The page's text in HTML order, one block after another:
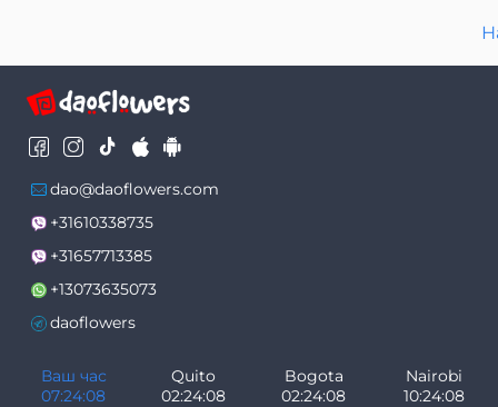
dao@daoflowers.com
+31610338735
+31657713385
+13073635073
daoflowers
Ваш час
07:24:08
Quito
02:24:08
Bogota
02:24:08
Nairobi
10:24:08